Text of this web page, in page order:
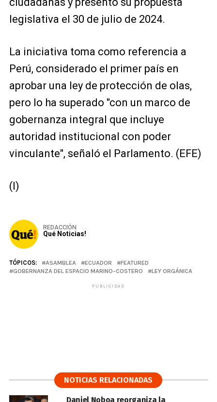
legislativa el 30 de julio de 2024.
La iniciativa toma como referencia a
Perú, considerado el primer país en
aprobar una ley de protección de olas,
pero lo ha superado "con un marco de
gobernanza integral que incluye
autoridad institucional con poder
vinculante", señaló el Parlamento. (EFE)
(I)
REDACCIÓN
Qué Noticias!
TÓPICOS: ASAMBLEA ECUADOR
FEATURED
GOBERNANZA DEL ESPACIO MARINO-COSTERO
LEY ORGÁNICA
PUBLICIDAD
NOTICIAS RELACIONADAS
Daniel Noboa reorganiza la